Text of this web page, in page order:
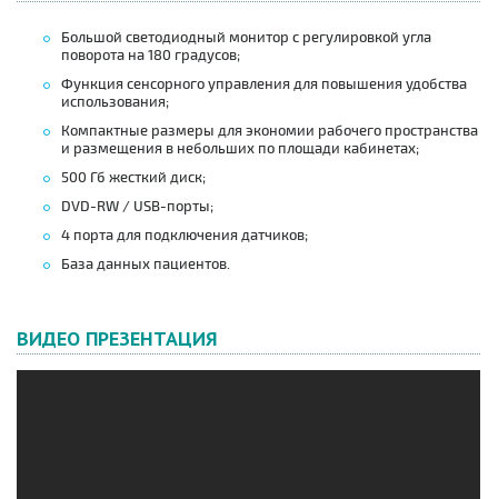
Большой светодиодный монитор с регулировкой угла
поворота на 180 градусов;
Функция сенсорного управления для повышения удобства
использования;
Компактные размеры для экономии рабочего пространства
и размещения в небольших по площади кабинетах;
500 Гб жесткий диск;
DVD-RW / USB-порты;
4 порта для подключения датчиков;
База данных пациентов.
ВИДЕО ПРЕЗЕНТАЦИЯ